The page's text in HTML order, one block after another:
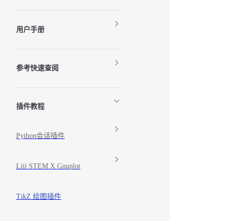
用户手册
参考快速查阅
插件教程
Python会话插件
Liii STEM X Gnuplot
TikZ 绘图插件